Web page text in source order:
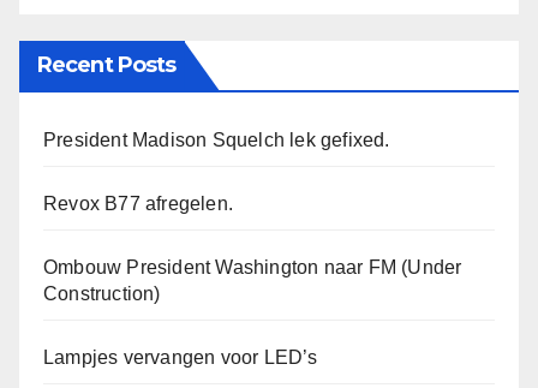
Recent Posts
President Madison Squelch lek gefixed.
Revox B77 afregelen.
Ombouw President Washington naar FM (Under
Construction)
Lampjes vervangen voor LED’s